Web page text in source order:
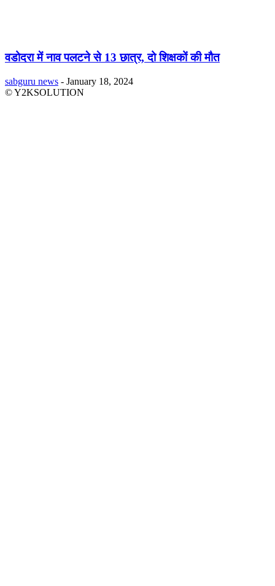
वडोदरा में नाव पलटने से 13 छात्र, दो शिक्षकों की मौत
sabguru news - January 18, 2024
© Y2KSOLUTION